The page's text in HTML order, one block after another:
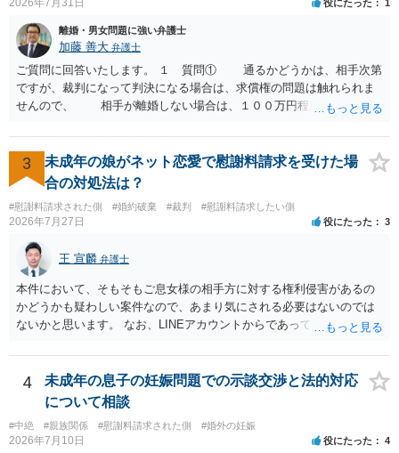
を見ない限り、具体的な判断はできませんが、一定の証拠価値はある
と考えます。 ③ 借用書があっても、後から100万円を貸付扱いに変更
することは認められるのか。 ⇒おそらく１００万円は不当利得（受け
取る正当な権利がないのに利益を取得した）として返還請求されてい
るものかと推察しますので、 貸金返還ではないかと存じます。 ④ 私
は現在、収入も不安定で貯金もなくリボ払い借金が既に約100万あり。
今年に再婚したが主人はお金に厳しい為、一括で220万円を支払う事は
困難 仮に裁判で敗訴した場合でも、分割払いになる可能性はあります
か。 ⇒判決となり敗訴してしまった場合は、強制執行により不動産等
の財産を差し押さえられ、そこから債権回収が図られることになりま
すが、 和解であれば柔軟な解決が可能ですので、その場合は分割払
いにより支払うことも十分可能です。 ⑤ このような事情であれば、私
は120万円のみ和解交渉を続けるべきでしょうか。 ⇒ご相談者様の認
識を前提にすれば、１００万円も含めて返済する必要はないと考えら
れるため、 120万円のみについて交渉を続けることがベターかと存じ
ます。
役にたった 1
離婚・男女問題に強い弁護士
加藤 善大 弁護士
ご質問に回答いたします。 １ 質問① 通るかどうかは、相手次第
ですが、裁判になって判決になる場合は、求償権の問題は触れられま
せんので、 相手が離婚しない場合は、１００万円程度となる可能
するデメリットはありますから（経済的、時間的、精神的負担等）、
反対にご自身が、裁判も辞さずという姿勢を示すことで、プラス
に働く可能性は有り得ます。 交渉で解決する多くの場合は、相手
が弁護士に依頼しているケースで、５０万円以下で合意できる場合は
稀であると思います。 通常は、６０万円から８０万円程度になる
ことが多いというのが私の印象です。 ２ 質問② ご記載の内容が
減額を進めるうえでの交渉材料かと思います。 なお、ご自身が離
婚しないことは、交渉材料にはならないかと思いますので、ご注意く
ださい。 また、相手夫婦の婚姻関係が既に破綻していたことや、
相手女性が結婚しているとは知らなかったと主張することもあります
が、 ケースバイケースですので、ご自身の場合にそれらの主張が
できるかはよくお考え下さい。 ３ 質問③ 違約金を５０万円とす
る旨の交渉をすることが妥当かどうかという基準はありません。
公序良俗に反するような金額では、その条項自体が無効になり得ます
が、 ２００万円でも、５０万円でも、公序良俗に反するほど高額
とはいえないと考えますので、 結局は、妥当かどうかというより
も、ご自身が納得できるかどうかという基準でお考えいただくといい
と思います。 そのうえで、合意できるかは、相手も納得できるか
3
未成年の娘がネット恋愛で慰謝料請求を受けた場
合の対処法は？
#慰謝料請求された側 #婚約破棄 #裁判 #慰謝料請求したい側
2026年7月27日 役にたった 3
王 宣麟 弁護士
本件において、そもそもご息女様の相手方に対する権利侵害があるの
かどうかも疑わしい案件なので、あまり気にされる必要はないのでは
ないかと思います。 なお、LINEアカウントからであっても、そこに紐
るパターンはありえるものの、本件のような精神的損害が発生したと
明確にいえないような案件において開示がなされる可能性も低いので
はないかと推察します。
4
未成年の息子の妊娠問題での示談交渉と法的対応
について相談
#中絶 #親族関係 #慰謝料請求された側 #婚外の妊娠
2026年7月10日 役にたった 4